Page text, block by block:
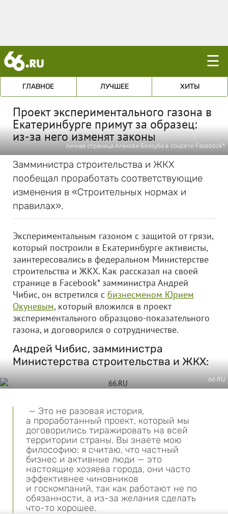
☰
ГЛАВНОЕ ЛУЧШЕЕ ХИТЫ
Проект экспериментального газона в
Екатеринбурге примут за образец:
из-за него изменят законы
личная страница Алексея Беззуба в соцсети Facebook*
Замминистра строительства и ЖКХ
пообещал проработать соответствующие
изменения в «Строительных нормах и
правилах».
Экспериментальным газоном с защитой от грязи,
который построили в Екатеринбурге активисты,
заинтересовались в федеральном Министерстве
строительства и ЖКХ. Как рассказал на своей
странице в Facebook* замминистра Андрей
Чибис, он встретился с бизнесменом Юрием
Окуневым, который вложился в проект
экспериментального образцово-показательного
газона, и договорился о сотрудничестве.
Андрей Чибис, замминистра
Министерства строительства и ЖКХ:
66.RU
— Это не разовая история,
а проработанный проект, который мы
договорились тиражировать на всей
территории страны. Вы знаете мою
философию: я считаю, что частный
бизнес и активные люди — это
настоящие хозяева города, они часто
эффективнее чиновников
и госкомпаний, так как работают не по
обязанности, а из-за желания сделать
что-то хорошее.